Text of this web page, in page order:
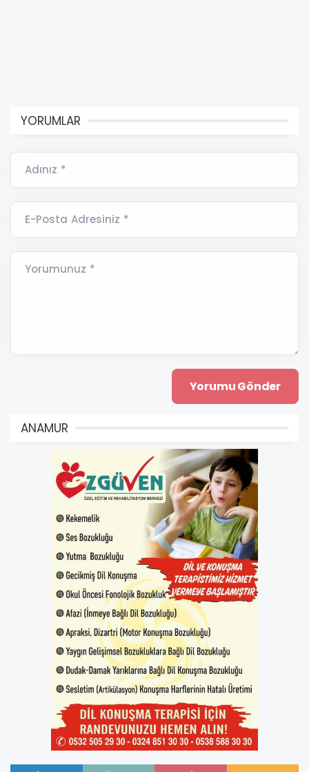
YORUMLAR
Adınız *
E-Posta Adresiniz *
Yorumunuz *
ANAMUR